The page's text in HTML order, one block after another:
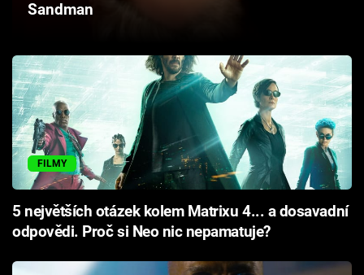
Sledujte prima+
Přihlášení
Sledujte nás
Sandman
FILMY
5 největších otázek kolem Matrixu 4... a dosavadní
odpovědi. Proč si Neo nic nepamatuje?